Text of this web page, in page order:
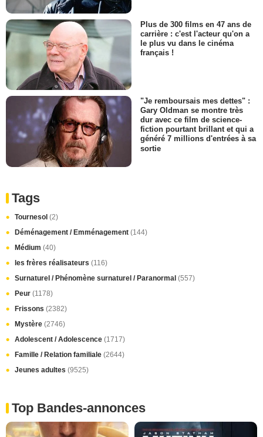
Plus de 300 films en 47 ans de
carrière : c'est l'acteur qu'on a
le plus vu dans le cinéma
français !
"Je remboursais mes dettes" :
Gary Oldman se montre très
dur avec ce film de science-
fiction pourtant brillant et qui a
généré 7 millions d'entrées à sa
sortie
Tags
Tournesol (2)
Déménagement / Emménagement (144)
Médium (40)
les frères réalisateurs (116)
Surnaturel / Phénomène surnaturel / Paranormal (557)
Peur (1178)
Frissons (2382)
Mystère (2746)
Adolescent / Adolescence (1717)
Famille / Relation familiale (2644)
Jeunes adultes (9525)
Top Bandes-annonces